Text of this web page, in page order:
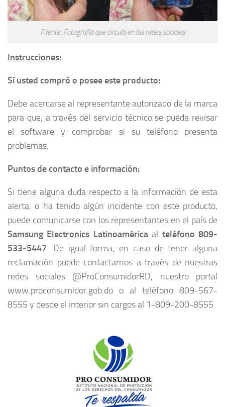
Fuente: Fotografía que circula en las redes sociales
Instrucciones:
Sí usted compró o posee este producto:
Debe acercarse al representante autorizado de la marca
para que, a través del servicio técnico se pueda revisar
el software y comprobar si su teléfono presenta
problemas.
Puntos de contacto e información:
Si tiene alguna duda respecto a la información de esta
alerta, o ha tenido algún incidente con este producto,
puede comunicarse con los representantes en el país de
Samsung Electronics Latinoaméricaal teléfono 809-
533-5447. De igual forma, en caso de tener alguna
reclamación puede contactarnos a través de nuestras
redes sociales @ProConsumidorRD, nuestro portal
www.proconsumidor.gob.do o al teléfono 809-567-
8555 y desde el interior sin cargos al 1-809-200-8555.